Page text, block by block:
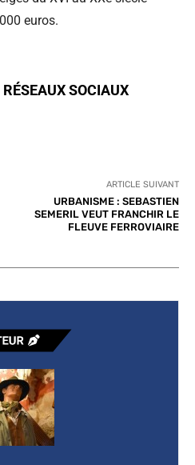
euros.
SOCIAUX
ARTICLE SUIVANT
URBANISME : SEBASTIEN
SEMERIL VEUT FRANCHIR LE
FLEUVE FERROVIAIRE